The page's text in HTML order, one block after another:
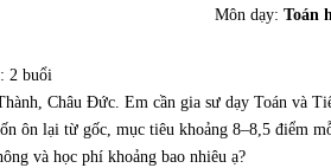
Môn dạy: Toán
2 buổi
Châu Đức. Em cần gia sư dạy Toán và
ôn lại từ gốc, mục tiêu khoảng 8–8,5 điểm
và học phí khoảng bao nhiêu ạ?